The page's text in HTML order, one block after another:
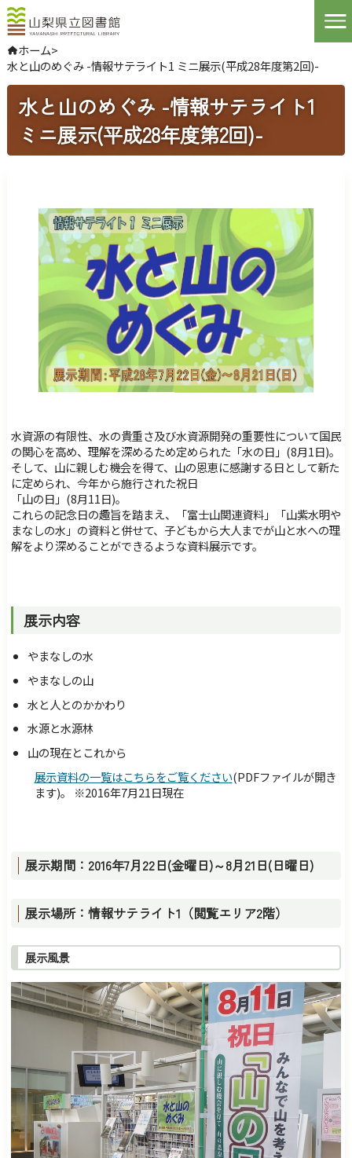
Open
やさしい日本語
よくある質問
お問い合わせ
ログインする
文字サイズ 拡大 標準
縮小
背景色指定
標準 青
黒
ふりがな
表示
読み上げ
障害のある方へ
交通・アクセス
サイトマップ
Foreign Language
ホーム>
水と山のめぐみ -情報サテライト1 ミニ展示(平成28年度第2回)-
水と山のめぐみ -情報サテライト1
ミニ展示(平成28年度第2回)-
水資源の有限性、水の貴重さ及び水資源開発の重要性について国民
の関心を高め、理解を深めるため定められた「水の日」(8月1日)。
そして、山に親しむ機会を得て、山の恩恵に感謝する日として新た
に定められ、今年から施行された祝日
「山の日」(8月11日)。
これらの記念日の趣旨を踏まえ、「富士山関連資料」「山紫水明や
まなしの水」の資料と併せて、子どもから大人までが山と水への理
解をより深めることができるような資料展示です。
展示内容
やまなしの水
やまなしの山
水と人とのかかわり
水源と水源林
山の現在とこれから
展示資料の一覧はこちらをご覧ください(PDFファイルが開き
ます)。 ※2016年7月21日現在
展示期間：2016年7月22日(金曜日)～8月21日(日曜日)
展示場所：情報サテライト1（閲覧エリア2階）
展示風景